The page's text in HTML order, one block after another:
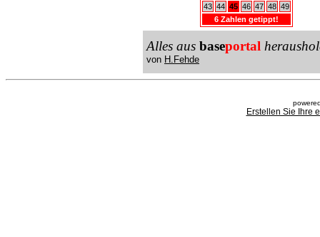
43 44 45 46 47 48 49
6 Zahlen getippt!
Alles aus baseportal
von H.Fehde
Erstellen Sie Ihre